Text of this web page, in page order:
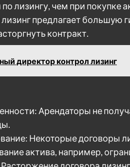
лизингу, чем при покупке
предлагает большую
контракт.
директор контрол лизинг
Арендаторы не
Некоторые договоры
актива, например,